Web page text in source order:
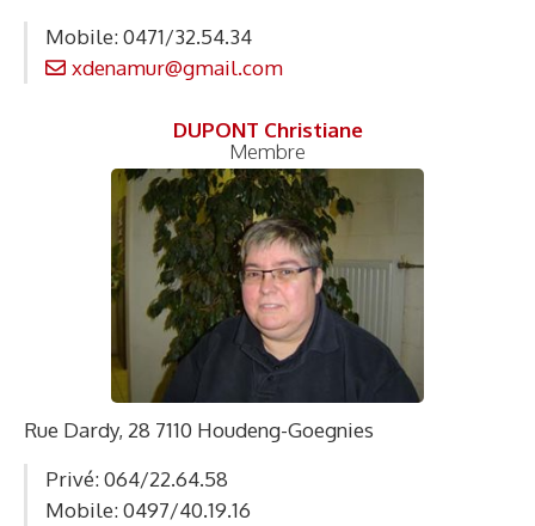
Mobile: 0471/32.54.34
xdenamur@gmail.com
DUPONT Christiane
Membre
Rue Dardy, 28 7110 Houdeng-Goegnies
Privé: 064/22.64.58
Mobile: 0497/40.19.16